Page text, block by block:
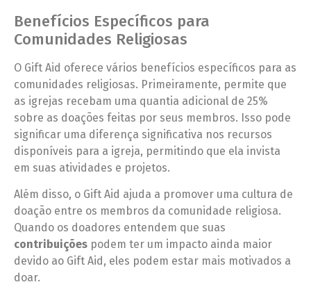
Benefícios Específicos para
Comunidades Religiosas
O Gift Aid oferece vários benefícios específicos para as
comunidades religiosas. Primeiramente, permite que
as igrejas recebam uma quantia adicional de 25%
sobre as doações feitas por seus membros. Isso pode
significar uma diferença significativa nos recursos
disponíveis para a igreja, permitindo que ela invista
em suas atividades e projetos.
Além disso, o Gift Aid ajuda a promover uma cultura de
doação entre os membros da comunidade religiosa.
Quando os doadores entendem que suas
contribuições podem ter um impacto ainda maior
devido ao Gift Aid, eles podem estar mais motivados a
doar.